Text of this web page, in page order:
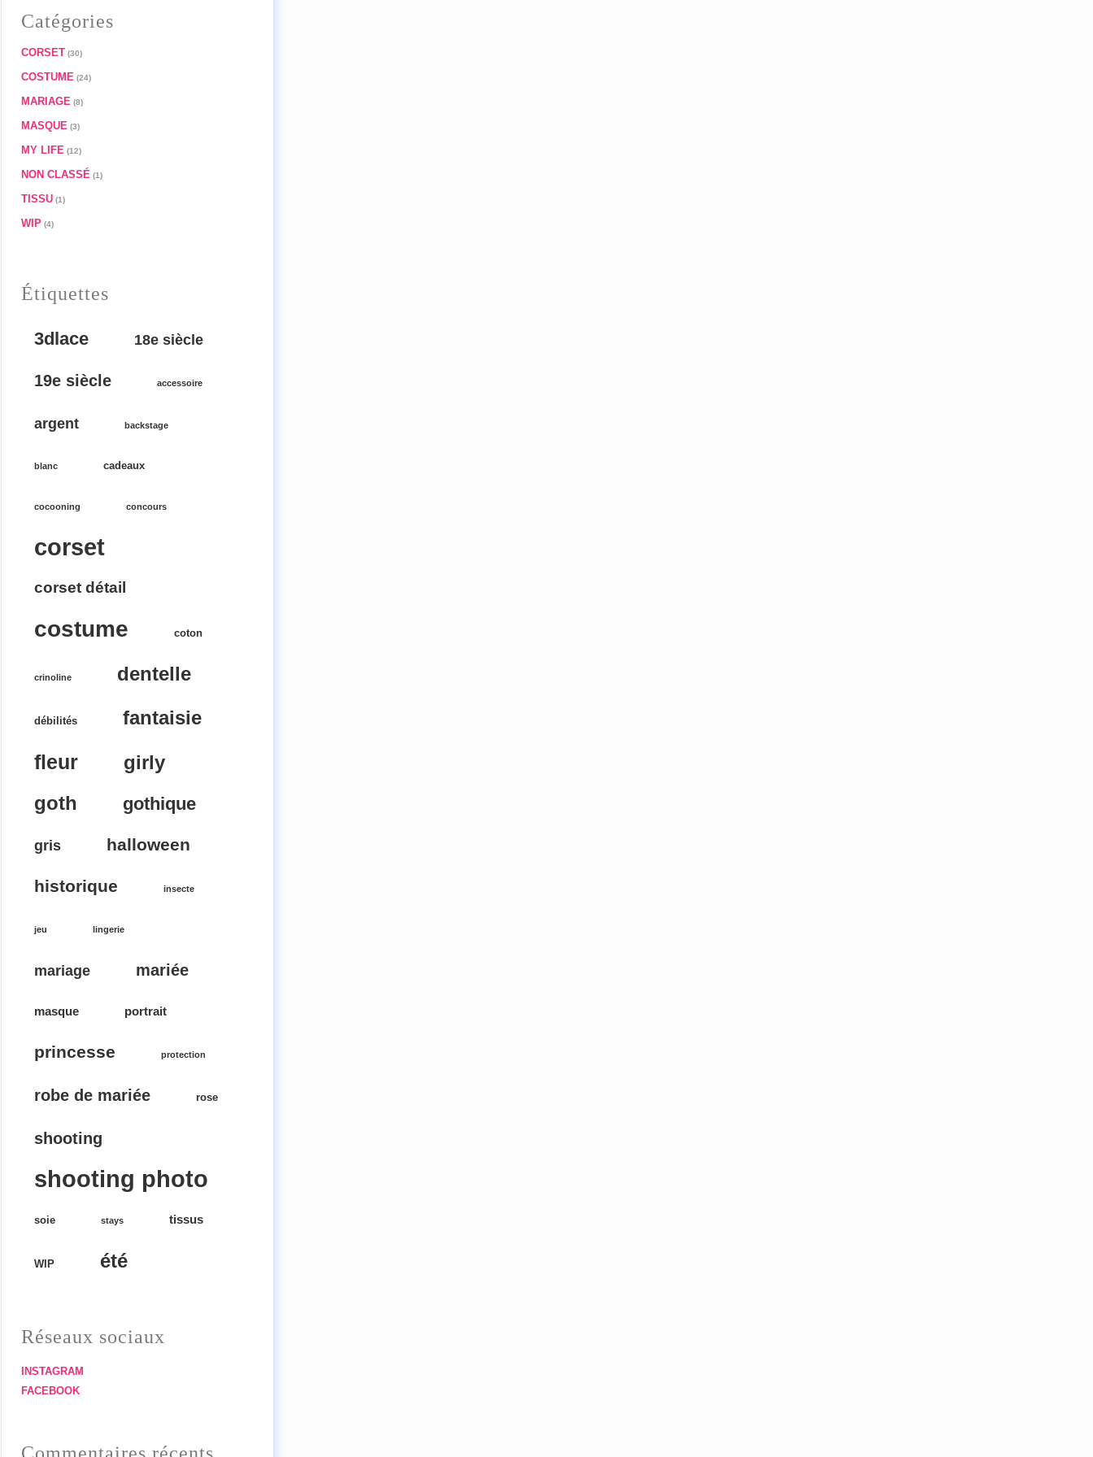
Catégories
CORSET (30)
COSTUME (24)
MARIAGE (8)
MASQUE (3)
MY LIFE (12)
NON CLASSÉ (1)
TISSU (1)
WIP (4)
Étiquettes
3dlace 18e siècle
19e siècle accessoire
argent backstage
blanc cadeaux
cocooning concours
corset
corset détail
costume coton
crinoline dentelle
débilités fantaisie
fleur
girly
goth
gothique
gris halloween
historique insecte
jeu lingerie
mariage mariée
masque portrait
princesse protection
robe de mariée rose
shooting
shooting photo
soie stays tissus
WIP été
Réseaux sociaux
INSTAGRAM
FACEBOOK